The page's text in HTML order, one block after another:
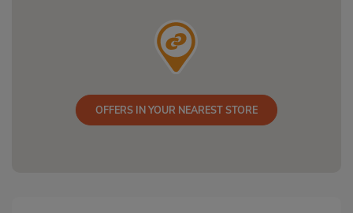
OFFERS IN YOUR NEAREST STORE